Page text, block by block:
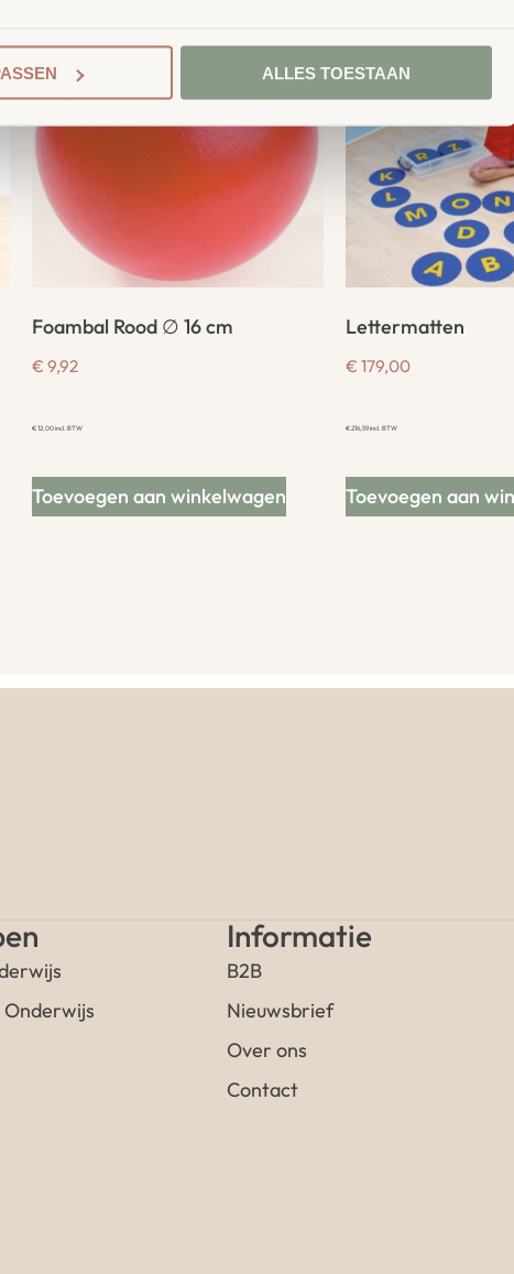
ALLES TOESTAAN
Foambal Rood ∅ 16 cm
€ 9,92
€12,00incl. BTW
Toevoegen aan winkelwagen
Lettermatten
€ 179,00
€216,59incl. BTW
Toevoegen aan
Informatie
B2B
Nieuwsbrief
Over ons
Contact